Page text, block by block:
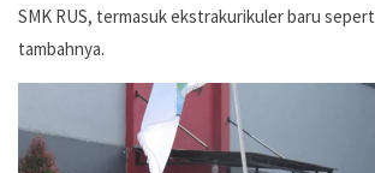
SMK RUS, termasuk ekstrakurikuler baru
tambahnya.